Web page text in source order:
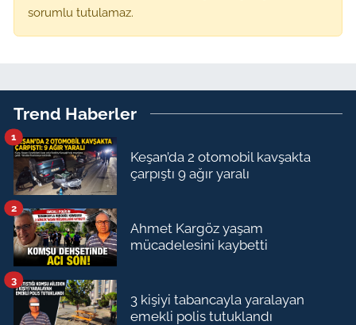
sorumlu tutulamaz.
Trend Haberler
Keşan’da 2 otomobil kavşakta
çarpıştı 9 ağır yaralı
1
Ahmet Kargöz yaşam
mücadelesini kaybetti
2
3 kişiyi tabancayla yaralayan
emekli polis tutuklandı
3